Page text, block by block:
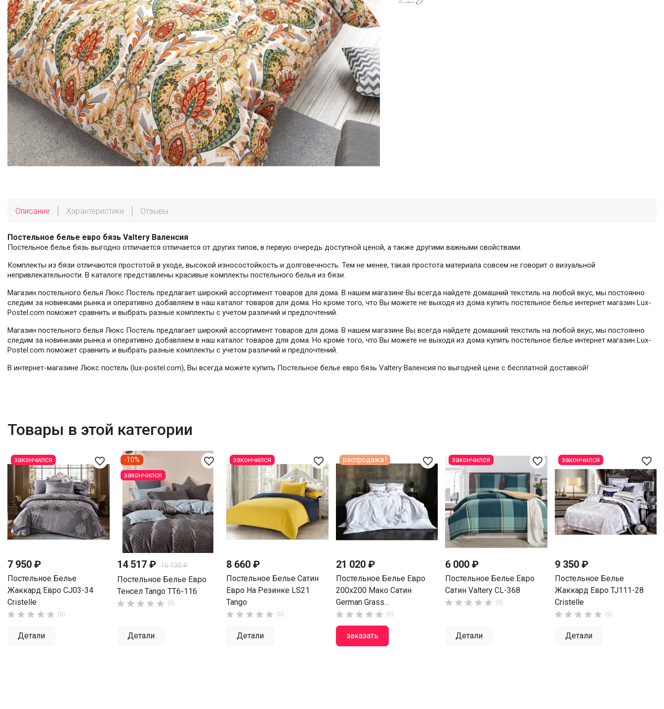
Описание Характеристики Отзывы
Постельное белье евро бязь Valtery Валенсия
Постельное белье бязь выгодно отличается отличается от других типов, в первую очередь доступной ценой, а также другими важными свойствами.
Комплекты из бязи отличаются простотой в уходе, высокой износостойкость и долговечность. Тем не менее, такая простота материала совсем не говорит о визуальной
непривлекательности. В каталоге представлены красивые комплекты постельного белья из бязи.
Магазин постельного белья Люкс Постель предлагает широкий ассортимент товаров для дома. В нашем магазине Вы всегда найдете домашний текстиль на любой вкус, мы постоянно
следим за новинками рынка и оперативно добавляем в наш каталог товаров для дома. Но кроме того, что Вы можете не выходя из дома купить постельное белье интернет магазин Lux-
Postel.com поможет сравнить и выбрать разные комплекты с учетом различий и предпочтений.
Магазин постельного белья Люкс Постель предлагает широкий ассортимент товаров для дома. В нашем магазине Вы всегда найдете домашний текстиль на любой вкус, мы постоянно
следим за новинками рынка и оперативно добавляем в наш каталог товаров для дома. Но кроме того, что Вы можете не выходя из дома купить постельное белье интернет магазин Lux-
Postel.com поможет сравнить и выбрать разные комплекты с учетом различий и предпочтений.
В интернет-магазине Люкс постель (lux-postel.com), Вы всегда можете купить Постельное белье евро бязь Valtery Валенсия по выгодней цене с бесплатной доставкой!
Товары в этой категории
favorite_border
7 950 ₽
Постельное Белье
Жаккард Евро CJ03-34
Cristelle
     (0)
Детали
закончился favorite_border
14 517 ₽ 16 130 ₽
Постельное Белье Евро
Тенсел Tango TT6-116
     (0)
Детали
-10%
закончился
favorite_border
8 660 ₽
Постельное Белье Сатин
Евро На Резинке LS21
Tango
     (0)
Детали
закончился favorite_border
21 020 ₽
Постельное Белье Евро
200х200 Мако Сатин
German Grass...
     (0)
заказать
распродажа ! favorite_border
6 000 ₽
Постельное Белье Евро
Сатин Valtery CL-368
     (0)
Детали
закончился favorite_border
9 350 ₽
Постельное Белье
Жаккард Евро TJ111-28
Cristelle
     (0)
Детали
закончился